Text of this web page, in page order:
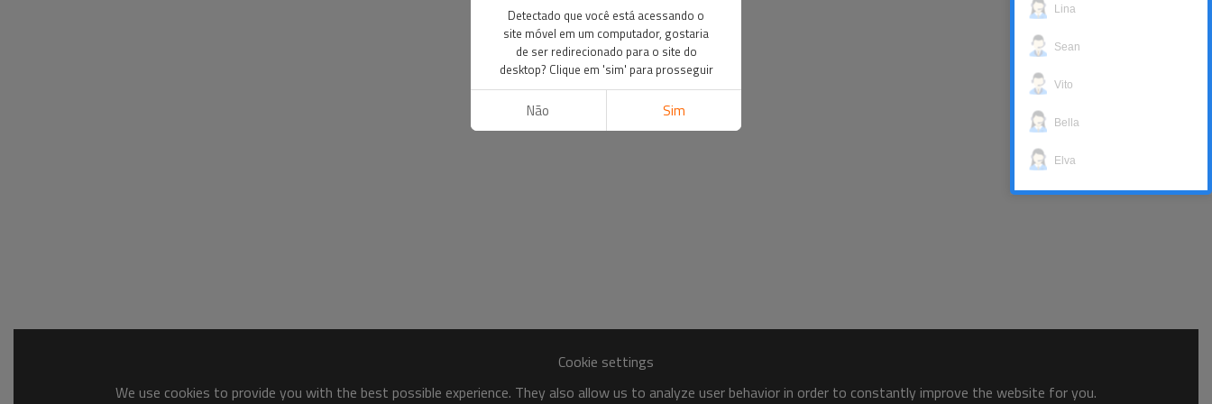
Cookie settings
We use cookies to provide you with the best possible experience. They also allow us to analyze user behavior in order to constantly improve the website for you.
Detectado que você está acessando o
site móvel em um computador, gostaria
de ser redirecionado para o site do
desktop? Clique em 'sim' para prosseguir
Não Sim
Lina
Sean
Vito
Bella
Elva